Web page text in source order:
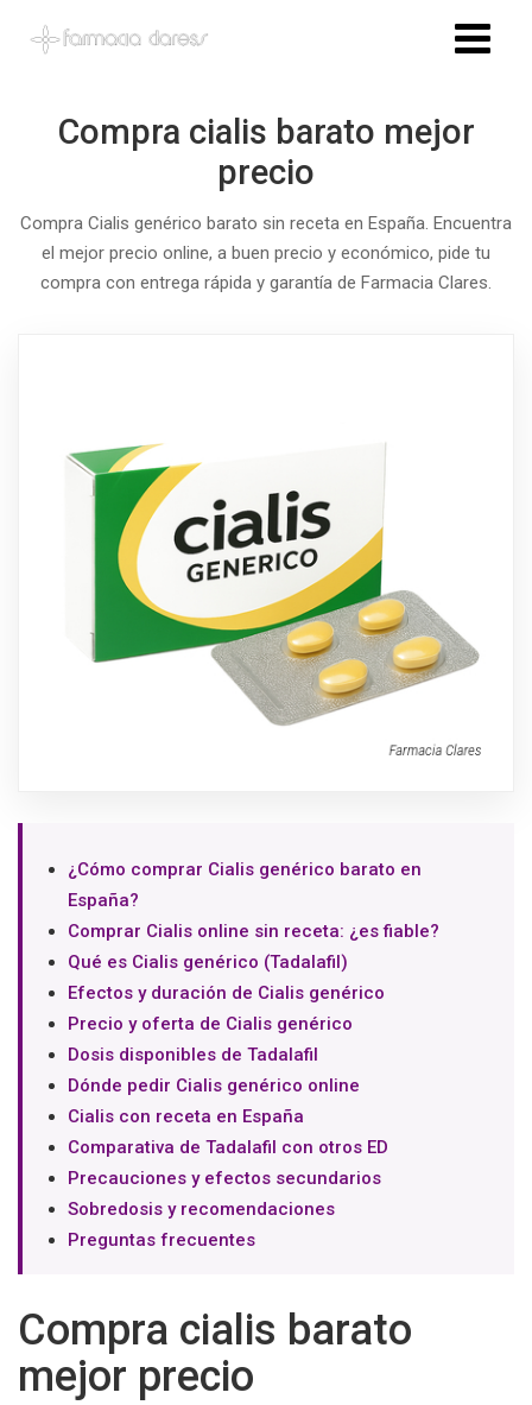
Compra cialis barato mejor
precio
Compra Cialis genérico barato sin receta en España. Encuentra
el mejor precio online, a buen precio y económico, pide tu
compra con entrega rápida y garantía de Farmacia Clares.
¿Cómo comprar Cialis genérico barato en
España?
Comprar Cialis online sin receta: ¿es fiable?
Qué es Cialis genérico (Tadalafil)
Efectos y duración de Cialis genérico
Precio y oferta de Cialis genérico
Dosis disponibles de Tadalafil
Dónde pedir Cialis genérico online
Cialis con receta en España
Comparativa de Tadalafil con otros ED
Precauciones y efectos secundarios
Sobredosis y recomendaciones
Preguntas frecuentes
Compra cialis barato
mejor precio